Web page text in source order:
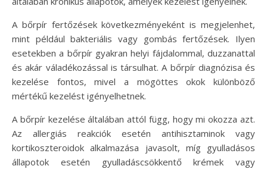
A bőrpír fertőzések következményeként is megjelenhet,
mint például bakteriális vagy gombás fertőzések. Ilyen
esetekben a bőrpír gyakran helyi fájdalommal, duzzanattal
és akár váladékozással is társulhat. A bőrpír diagnózisa és
kezelése fontos, mivel a mögöttes okok különböző
mértékű kezelést igényelhetnek.
A bőrpír kezelése általában attól függ, hogy mi okozza azt.
Az allergiás reakciók esetén antihisztaminok vagy
kortikoszteroidok alkalmazása javasolt, míg gyulladásos
állapotok esetén gyulladáscsökkentő krémek vagy